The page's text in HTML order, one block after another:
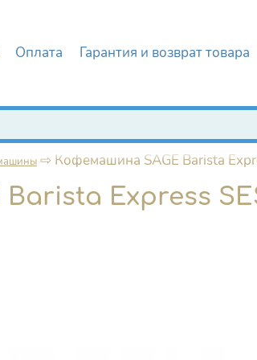
Оплата Гарантия и возврат товара
⇨ Кофемашина SAGE Barista
Express